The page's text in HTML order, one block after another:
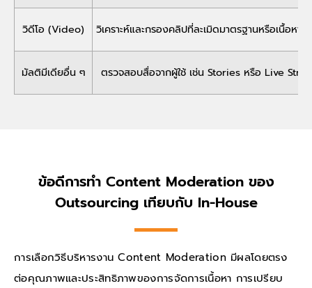
วิดีโอ (Video) วิเคราะห์และกรองคลิปที่ละเมิดมาตรฐานหรือเนื้อหาห
มัลติมีเดียอื่น ๆ ตรวจสอบสื่อจากผู้ใช้ เช่น Stories หรือ Live
ข้อดีการทำ Content Moderation ของ
Outsourcing เทียบกับ In-House
การเลือกวิธีบริหารงาน Content Moderation มีผลโดยตรง
ต่อคุณภาพและประสิทธิภาพของการจัดการเนื้อหา การเปรียบ